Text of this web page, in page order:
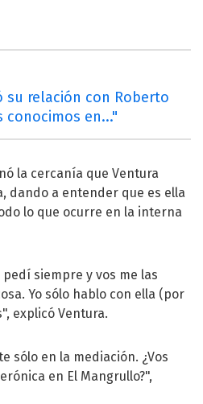
su relación con Roberto
conocimos en..."
la cercanía que Ventura
dando a entender que es ella
lo que ocurre en la interna
siempre y vos me las
Yo sólo hablo con ella (por
explicó Ventura.
sólo en la mediación. ¿Vos
en El Mangrullo?",